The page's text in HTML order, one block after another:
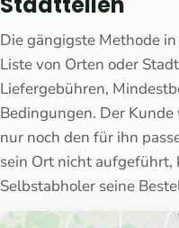
Die gängigste Methode
Liste von Orten oder
Liefergebühren,
Bedingungen. Der
nur noch den für ihn
sein Ort nicht aufgeführt,
Selbstabholer seine